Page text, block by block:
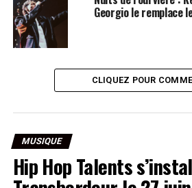
Georgio le remplace
CLIQUEZ POUR
MUSIQUE
Hip Hop Talents